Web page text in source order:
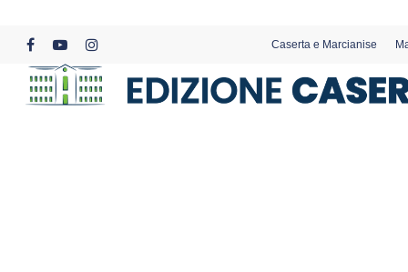
content
facebookyoutubeinstagram
Caserta e Marcianise